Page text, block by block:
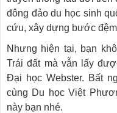
đông đảo du học sinh
cứu, xây dựng bước
Nhưng hiện tại, bạn
Trái đất mà vẫn lấy
Đại học Webster. Bất
cùng Du học Việt
này bạn nhé.